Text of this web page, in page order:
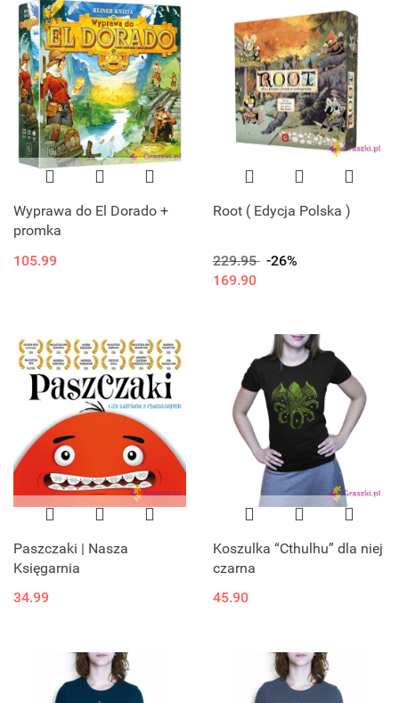
Wyprawa do El Dorado +
promka
105.99
Root ( Edycja Polska )
229.95 -26%
169.90
Paszczaki | Nasza
Księgarnia
34.99
Koszulka “Cthulhu” dla niej
czarna
45.90